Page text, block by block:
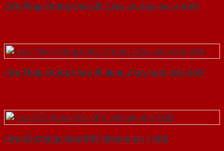
Cửa Thép Chống Cháy 2P 2 tay co thuy luc-a-SGD
Cửa Thép Chống Cháy 2P dung 2 tay nam Cửa-SGD
Cửa Gỗ Chống Cháy MDF Melamine 1-SGD